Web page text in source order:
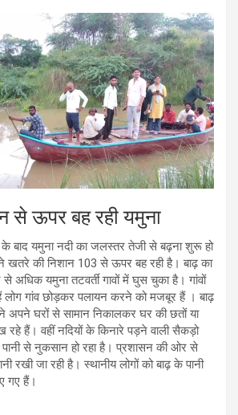
से ऊपर बह रही यमुना
के बाद यमुना नदी का जलस्तर तेजी से बढ़ना शुरू हो
खतरे की निशान 103 से ऊपर बह रही है। बाढ़ का
अधिक यमुना तटवर्ती गावों में घुस चुका है। गांवों
लोग गांव छोड़कर पलायन करने को मजबूर हैं । बाढ़
ने अपने घरों से सामान निकालकर घर की छतों या
रहे हैं। वहीं नदियों के किनारे पड़ने वाली सैकड़ो
पानी से नुकसान हो रहा है। प्रशासन की ओर से
रखी जा रही है। स्थानीय लोगों को बाढ़ के पानी
गए हैं।